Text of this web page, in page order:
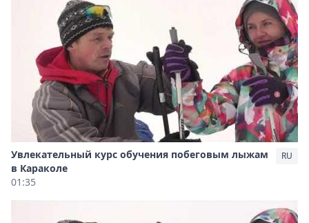
Увлекательный курс обучения побеговым лыжам
в Караколе
01:35
RU